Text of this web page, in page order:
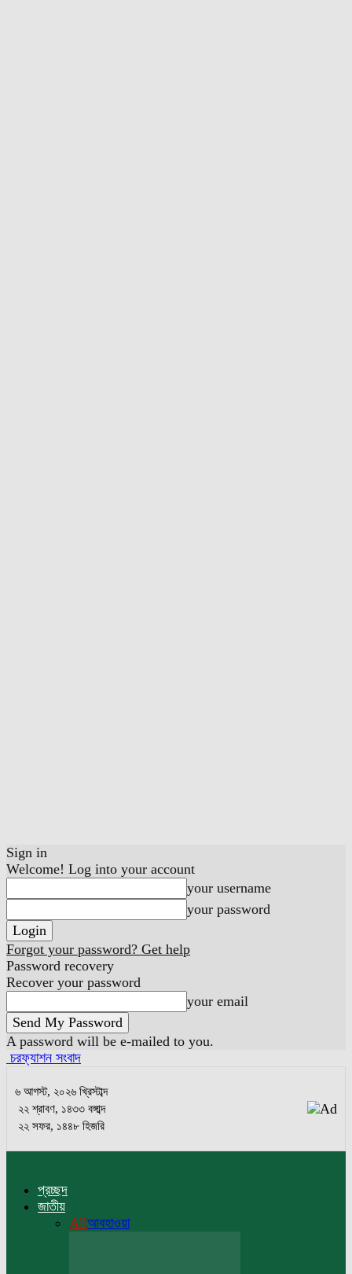
Sign in
Welcome! Log into your account
your username
your password
Forgot your password? Get help
Password recovery
Recover your password
your email
A password will be e-mailed to you.
চরফ্যাশন সংবাদ
৬ আগস্ট, ২০২৬ খ্রিস্টাব্দ
২২ শ্রাবণ, ১৪৩৩ বঙ্গাব্দ
২২ সফর, ১৪৪৮ হিজরি
প্রচ্ছদ
জাতীয়
Allআবহাওয়া